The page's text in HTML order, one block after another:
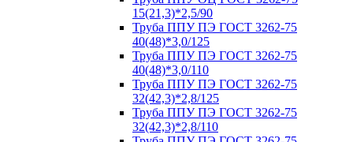
15(21,3)*2,5/90
Труба ППУ ПЭ ГОСТ 3262-75
40(48)*3,0/125
Труба ППУ ПЭ ГОСТ 3262-75
40(48)*3,0/110
Труба ППУ ПЭ ГОСТ 3262-75
32(42,3)*2,8/125
Труба ППУ ПЭ ГОСТ 3262-75
32(42,3)*2,8/110